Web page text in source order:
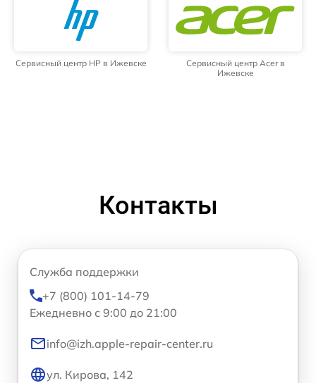
Сервисный центр HP в Ижевске
Сервисный центр Acer в
Ижевске
Контакты
Служба поддержки
+7 (800) 101-14-79
Ежедневно с 9:00 до 21:00
info@izh.apple-repair-center.ru
ул. Кирова, 142